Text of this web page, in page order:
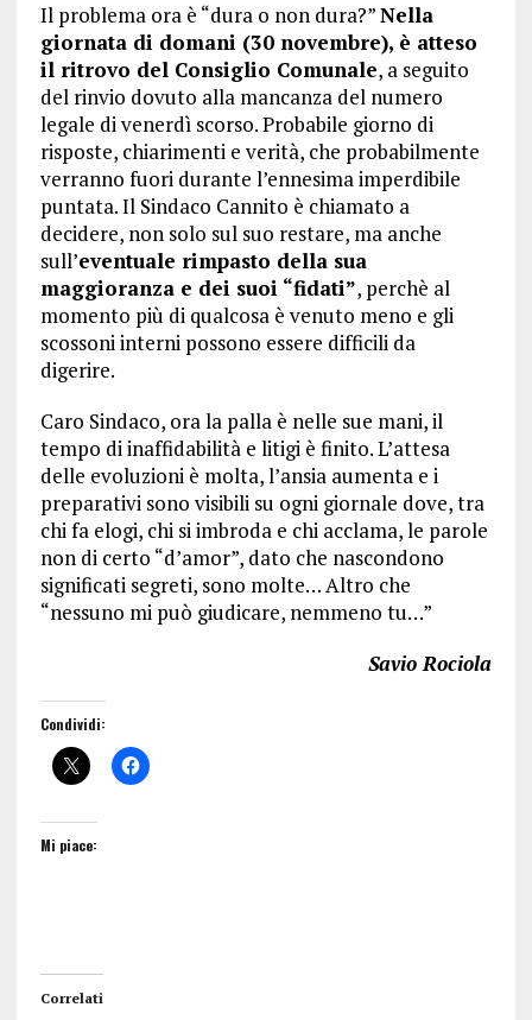
Il problema ora è “dura o non dura?”Nella
giornata di domani (30 novembre), è atteso
il ritrovo del Consiglio Comunale, a seguito
del rinvio dovuto alla mancanza del numero
legale di venerdì scorso. Probabile giorno di
risposte, chiarimenti e verità, che probabilmente
verranno fuori durante l’ennesima imperdibile
puntata. Il Sindaco Cannito è chiamato a
decidere, non solo sul suo restare, ma anche
sull’eventuale rimpasto della sua
maggioranza e dei suoi “fidati”, perchè al
momento più di qualcosa è venuto meno e gli
scossoni interni possono essere difficili da
digerire.
Caro Sindaco, ora la palla è nelle sue mani, il
tempo di inaffidabilità e litigi è finito. L’attesa
delle evoluzioni è molta, l’ansia aumenta e i
preparativi sono visibili su ogni giornale dove, tra
chi fa elogi, chi si imbroda e chi acclama, le parole
non di certo “d’amor”, dato che nascondono
significati segreti, sono molte… Altro che
“nessuno mi può giudicare, nemmeno tu…”
Savio Rociola
Condividi:
Mi piace:
Correlati